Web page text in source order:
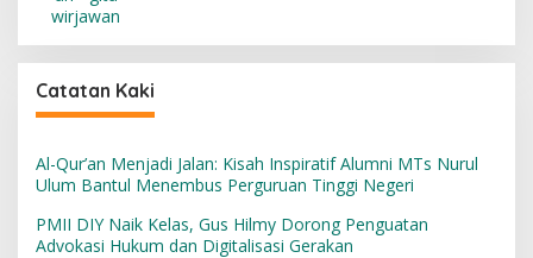
Catatan Kaki
Al-Qur’an Menjadi Jalan: Kisah Inspiratif Alumni MTs Nurul
Ulum Bantul Menembus Perguruan Tinggi Negeri
PMII DIY Naik Kelas, Gus Hilmy Dorong Penguatan
Advokasi Hukum dan Digitalisasi Gerakan